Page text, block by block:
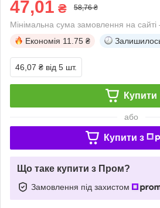
47,01 ₴ 58,76 ₴
Мінімальна сума замовлення на
Економія 11.75 ₴
46,07 ₴ від 5 шт.
Купити
або
Купити з
Що таке купити з Пром?
Замовлення під захистом